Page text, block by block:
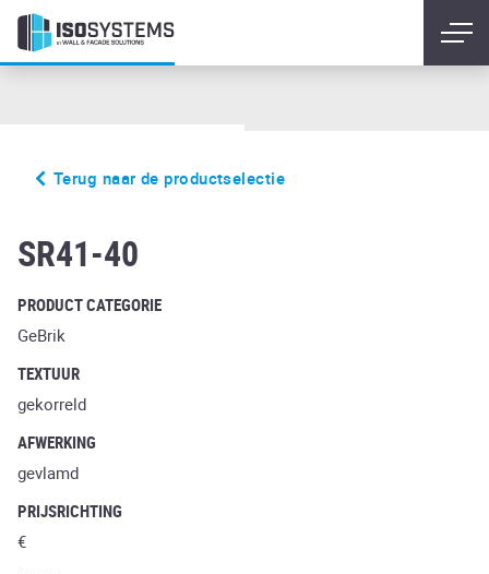
Terug naar de productselectie
SR41-40
PRODUCT CATEGORIE
GeBrik
TEXTUUR
gekorreld
AFWERKING
gevlamd
PRIJSRICHTING
€